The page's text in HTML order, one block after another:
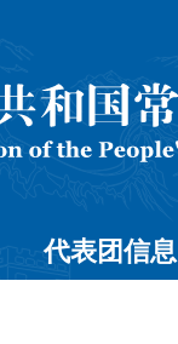
代表团信息